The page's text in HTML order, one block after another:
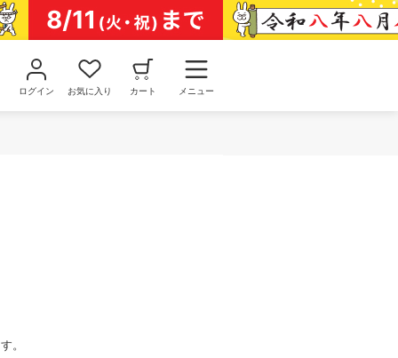
ログイン お気に入り カート メニュー
。